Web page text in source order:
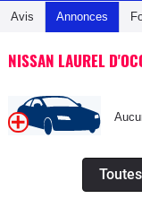
Guide
d'achat
Avis Annonces
NISSAN LAUREL